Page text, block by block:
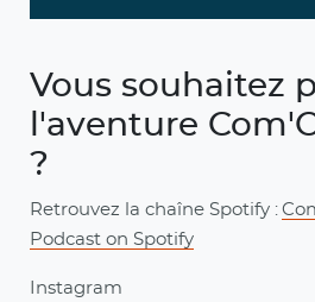
Vous souhaitez
l'aventure
?
Retrouvez la chaîne Spotify :
Podcast on Spotify
Instagram